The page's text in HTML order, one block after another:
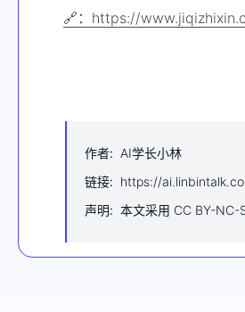
🔗：https://
作者: AI学长小林
链接: https://
声明: 本文采用 CC BY-NC-